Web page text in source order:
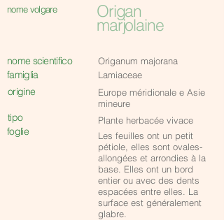
Origan
marjolaine
nome volgare
nome scientifico Origanum majorana
famiglia Lamiaceae
origine
Europe méridionale e Asie
mineure
tipo Plante herbacée vivace
foglie
Les feuilles ont un petit
pétiole, elles sont ovales-
allongées et arrondies à la
base. Elles ont un bord
entier ou avec des dents
espacées entre elles. La
surface est généralement
glabre.